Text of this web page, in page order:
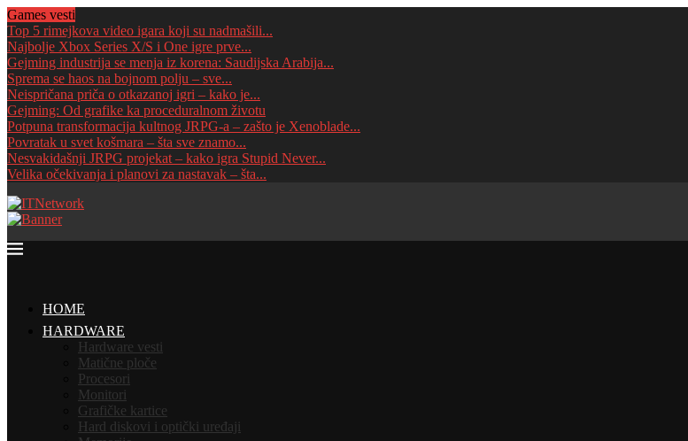
Games vesti
Top 5 rimejkova video igara koji su nadmašili...
Najbolje Xbox Series X/S i One igre prve...
Gejming industrija se menja iz korena: Saudijska Arabija...
Sprema se haos na bojnom polju – sve...
Neispričana priča o otkazanoj igri – kako je...
Gejming: Od grafike ka proceduralnom životu
Potpuna transformacija kultnog JRPG-a – zašto je Xenoblade...
Povratak u svet košmara – šta sve znamo...
Nesvakidašnji JRPG projekat – kako igra Stupid Never...
Velika očekivanja i planovi za nastavak – šta...
HOME
HARDWARE
Hardware vesti
Matične ploče
Procesori
Monitori
Grafičke kartice
Hard diskovi i optički uređaji